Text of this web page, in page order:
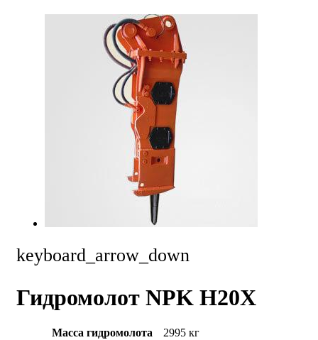
keyboard_arrow_down
Гидромолот NPK H20X
Масса гидромолота 2995 кг